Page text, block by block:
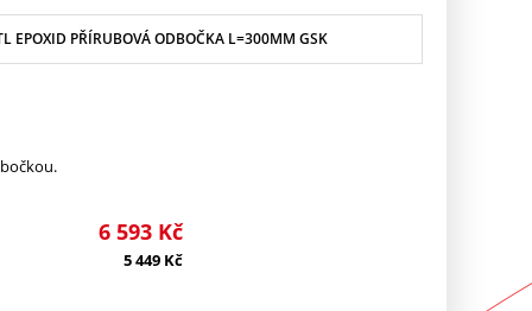
EPOXID PŘÍRUBOVÁ ODBOČKA L=300MM GSK
6 593 Kč
5 449 Kč